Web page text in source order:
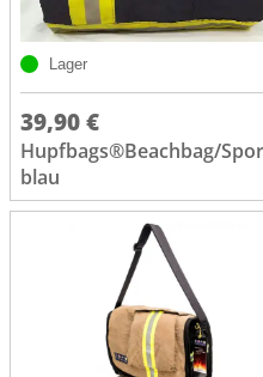
Lager
39,90 €
Hupfbags®Beachbag/
blau